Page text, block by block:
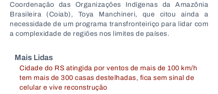
Coordenação das Organizações Indígenas da Amazônia
Brasileira (Coiab), Toya Manchineri, que citou ainda a
necessidade de um programa transfronteiriço para lidar com
a complexidade de regiões nos limites de países.
Mais Lidas
Cidade do RS atingida por ventos de mais de 100 km/h
tem mais de 300 casas destelhadas, fica sem sinal de
celular e vive reconstrução